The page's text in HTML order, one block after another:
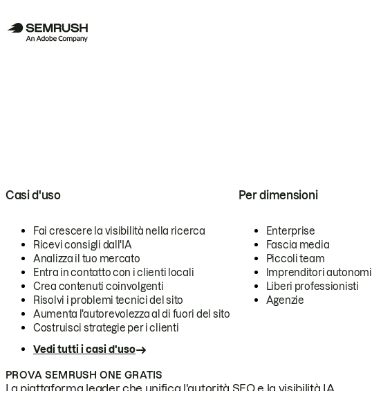
Casi d'uso
Fai crescere la visibilità nella ricerca
Ricevi consigli dall'IA
Analizza il tuo mercato
Entra in contatto con i clienti locali
Crea contenuti coinvolgenti
Risolvi i problemi tecnici del sito
Aumenta l'autorevolezza al di fuori del sito
Costruisci strategie per i clienti
Vedi tutti i casi d'uso
Per dimensioni
Enterprise
Fascia media
Piccoli team
Imprenditori autonomi
Liberi professionisti
Agenzie
PROVA SEMRUSH ONE GRATIS
La piattaforma leader che unifica l'autorità SEO e la visibilità IA.